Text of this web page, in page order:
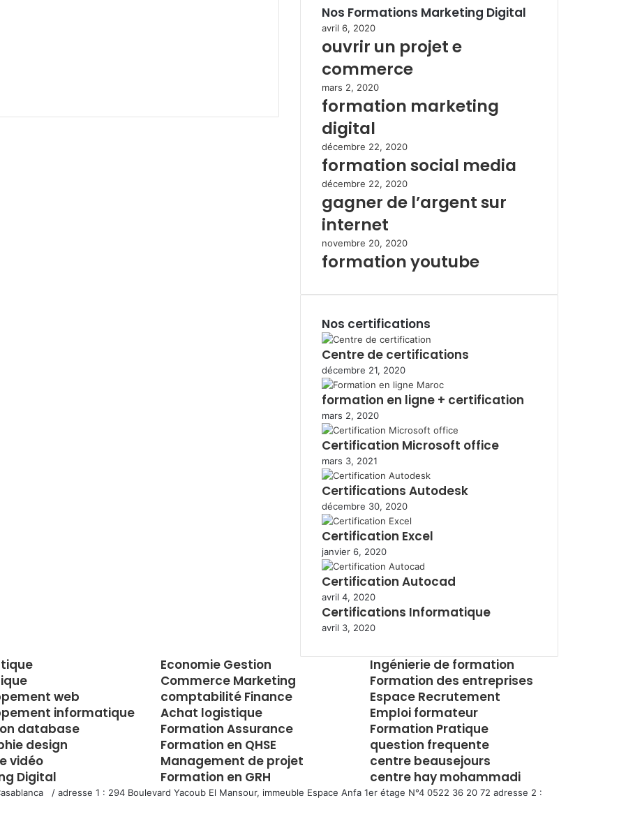
Nos Formations Marketing Digital
avril 6, 2020
ouvrir un projet e
commerce
mars 2, 2020
formation marketing
digital
décembre 22, 2020
formation social media
décembre 22, 2020
gagner de l’argent sur
internet
novembre 20, 2020
formation youtube
Nos certifications
Centre de certifications
décembre 21, 2020
formation en ligne + certification
mars 2, 2020
Certification Microsoft office
mars 3, 2021
Certifications Autodesk
décembre 30, 2020
Certification Excel
janvier 6, 2020
Certification Autocad
avril 4, 2020
Certifications Informatique
avril 3, 2020
web
informatique
database
design
vidéo
Digital
Economie Gestion
Commerce Marketing
comptabilité Finance
Achat logistique
Formation Assurance
Formation en QHSE
Management de projet
Formation en GRH
Ingénierie de formation
Formation des entreprises
Espace Recrutement
Emploi formateur
Formation Pratique
question frequente
centre beausejours
centre hay mohammadi
/ adresse 1 : 294 Boulevard Yacoub El Mansour, immeuble Espace Anfa 1er étage N°4 0522 36 20 72 adresse 2 :